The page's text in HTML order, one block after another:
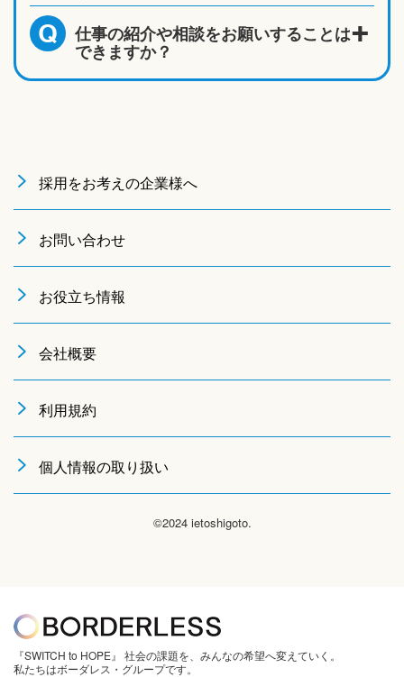
Q 仕事の紹介や相談をお願いすることは
できますか？
採用をお考えの企業様へ
お問い合わせ
お役立ち情報
会社概要
利用規約
個人情報の取り扱い
©2024 ietoshigoto.
『SWITCH to HOPE』 社会の課題を、みんなの希望へ変えていく。
私たちはボーダレス・グループです。